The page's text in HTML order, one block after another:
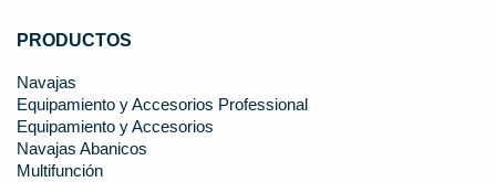
PRODUCTOS
Navajas
Equipamiento y Accesorios Professional
Equipamiento y Accesorios
Navajas Abanicos
Multifunción